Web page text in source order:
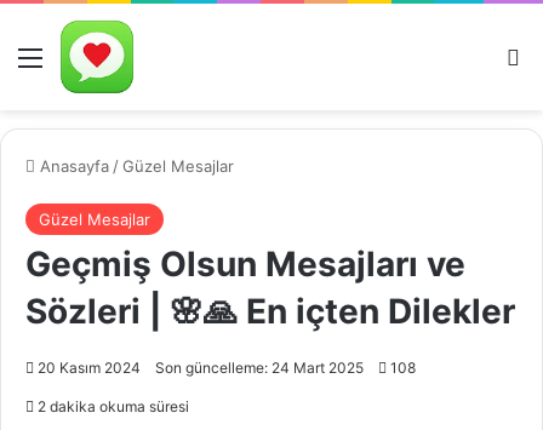
Menü
Anasayfa /Güzel Mesajlar
Güzel Mesajlar
Geçmiş Olsun Mesajları ve
Sözleri | 🌸🙏 En içten Dilekler
20 Kasım 2024 Son güncelleme: 24 Mart 2025 108
2 dakika okuma süresi